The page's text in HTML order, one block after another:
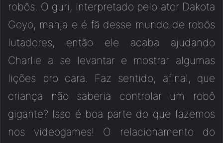
robôs. O guri, interpretado pelo ator Dakota
Goyo, manja e é fã desse mundo de robôs
lutadores, então ele acaba ajudando
Charlie a se levantar e mostrar algumas
lições pro cara. Faz sentido, afinal, que
criança não saberia controlar um robô
gigante? Isso é boa parte do que fazemos
nos videogames! O relacionamento do